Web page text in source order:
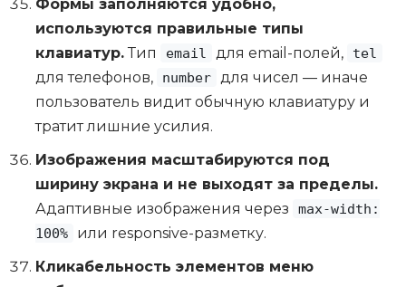
Формы заполняются удобно,
используются правильные типы
клавиатур.Тип email для email-полей, tel
для телефонов, number для чисел — иначе
пользователь видит обычную клавиатуру и
тратит лишние усилия.
Изображения масштабируются под
ширину экрана и не выходят за пределы.
Адаптивные изображения через
max-width:
100%
или responsive-разметку.
Кликабельность элементов меню